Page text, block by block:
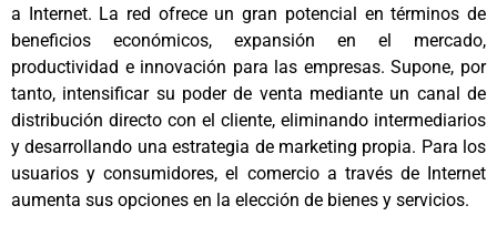
a Internet. La red ofrece un gran potencial en términos de
beneficios económicos, expansión en el mercado,
productividad e innovación para las empresas. Supone, por
tanto, intensificar su poder de venta mediante un canal de
distribución directo con el cliente, eliminando intermediarios
y desarrollando una estrategia de marketing propia. Para los
usuarios y consumidores, el comercio a través de Internet
aumenta sus opciones en la elección de bienes y servicios.